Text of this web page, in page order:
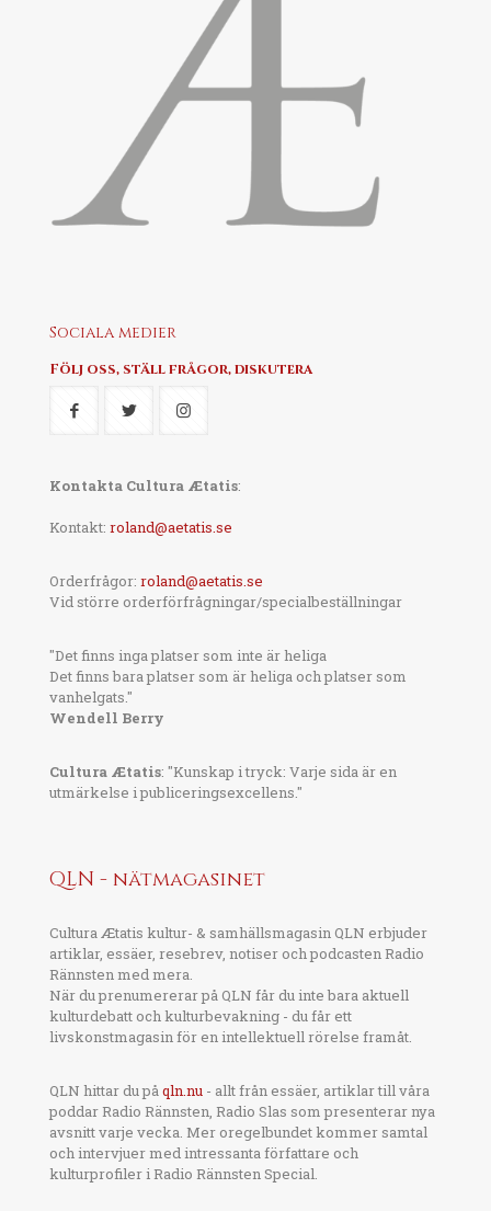
Sociala medier
Följ oss, ställ frågor, diskutera
Kontakta Cultura Ætatis:
Kontakt: roland@aetatis.se
Orderfrågor: roland@aetatis.se
Vid större orderförfrågningar/specialbeställningar
"Det finns inga platser som inte är heliga
Det finns bara platser som är heliga och platser som
vanhelgats."
Wendell Berry
Cultura Ætatis: "Kunskap i tryck: Varje sida är en
utmärkelse i publiceringsexcellens."
QLN - nätmagasinet
Cultura Ætatis kultur- & samhällsmagasin QLN erbjuder
artiklar, essäer, resebrev, notiser och podcasten Radio
Rännsten med mera.
När du prenumererar på QLN får du inte bara aktuell
kulturdebatt och kulturbevakning - du får ett
livskonstmagasin för en intellektuell rörelse framåt.
QLN hittar du på qln.nu - allt från essäer, artiklar till våra
poddar Radio Rännsten, Radio Slas som presenterar nya
avsnitt varje vecka. Mer oregelbundet kommer samtal
och intervjuer med intressanta författare och
kulturprofiler i Radio Rännsten Special.